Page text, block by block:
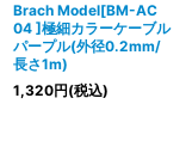
Brach Model[BM-AC
04 ]極細カラーケーブル
パープル(外径0.2mm/
長さ1m)
1,320円(税込)